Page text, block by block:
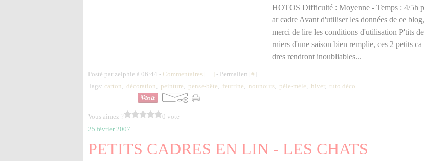
HOTOS Difficulté : Moyenne - Temps : 4/5h p
ar cadre Avant d'utiliser les données de ce blog,
merci de lire les conditions d'utilisation P'tits de
rniers d'une saison bien remplie, ces 2 petits ca
dres rendront inoubliables...
Posté par zelphie à 06:44 - Commentaires [… ] - Permalien [#]
Tags: carton, décoration, peinture, pense-bête, feutrine, nounours, pèle-mèle, hiver, tuto déco
Vous aimez ?
0 vote
25 février 2007
PETITS CADRES EN LIN - LES CHATS